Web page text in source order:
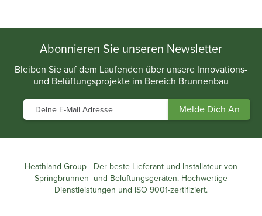
Abonnieren Sie unseren Newsletter
Bleiben Sie auf dem Laufenden über unsere Innovations-
und Belüftungsprojekte im Bereich Brunnenbau
Heathland Group - Der beste Lieferant und Installateur von
Springbrunnen- und Belüftungsgeräten. Hochwertige
Dienstleistungen und ISO 9001-zertifiziert.